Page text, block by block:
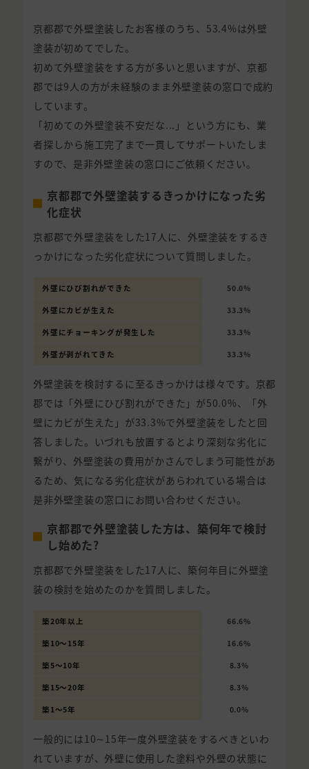
京都郡で外壁塗装したお客様のうち、53.4%は外壁
塗装が初めてでした。
初めて外壁塗装をする方が多いと思いますが、京都
郡では9人の方が未経験のまま外壁塗装の窓口で成約
しています。
「初めての外壁塗装不安だな...」という方にも、業
者探しから施工完了まで一貫してサポートいたしま
すので、是非外壁塗装の窓口にご依頼ください。
京都郡で外壁塗装するきっかけになった劣
化症状
京都郡で外壁塗装をした17人に、外壁塗装をするき
っかけになった劣化症状について質問しました。
外壁にひび割れができた 50.0%
外壁にカビが生えた 33.3%
外壁にチョーキングが発生した 33.3%
外壁が剥がれてきた 33.3%
外壁塗装を検討するに至るきっかけは様々です。京都
郡では「外壁にひび割れができた」が50.0%、「外
壁にカビが生えた」が33.3%で外壁塗装をしたと回
答しました。いづれも放置するとより深刻な劣化に
繋がり、外壁塗装の費用がかさんでしまう可能性があ
るため、気になる劣化症状があらわれている場合は
是非外壁塗装の窓口にお問い合わせください。
京都郡で外壁塗装した方は、築何年で検討
し始めた?
京都郡で外壁塗装をした17人に、築何年目に外壁塗
装の検討を始めたのかを質問しました。
築20年以上 66.6%
築10〜15年 16.6%
築5〜10年 8.3%
築15〜20年 8.3%
築1〜5年 0.0%
一般的には10∼15年一度外壁塗装をするべきといわ
れていますが、外壁に使用した塗料や外壁の状態に